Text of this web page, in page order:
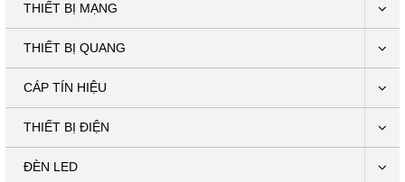
THIẾT BỊ MẠNG
THIẾT BỊ QUANG
CÁP TÍN HIỆU
THIẾT BỊ ĐIỆN
ĐÈN LED